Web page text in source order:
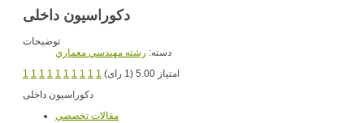
دکوراسیون داخلی
توضیحات
دسته: رشته مهندسي معماري
1 1 1 1 1 1 1 1 1 1
امتیاز 5.00 (1 رای)
مقالات تخصصي